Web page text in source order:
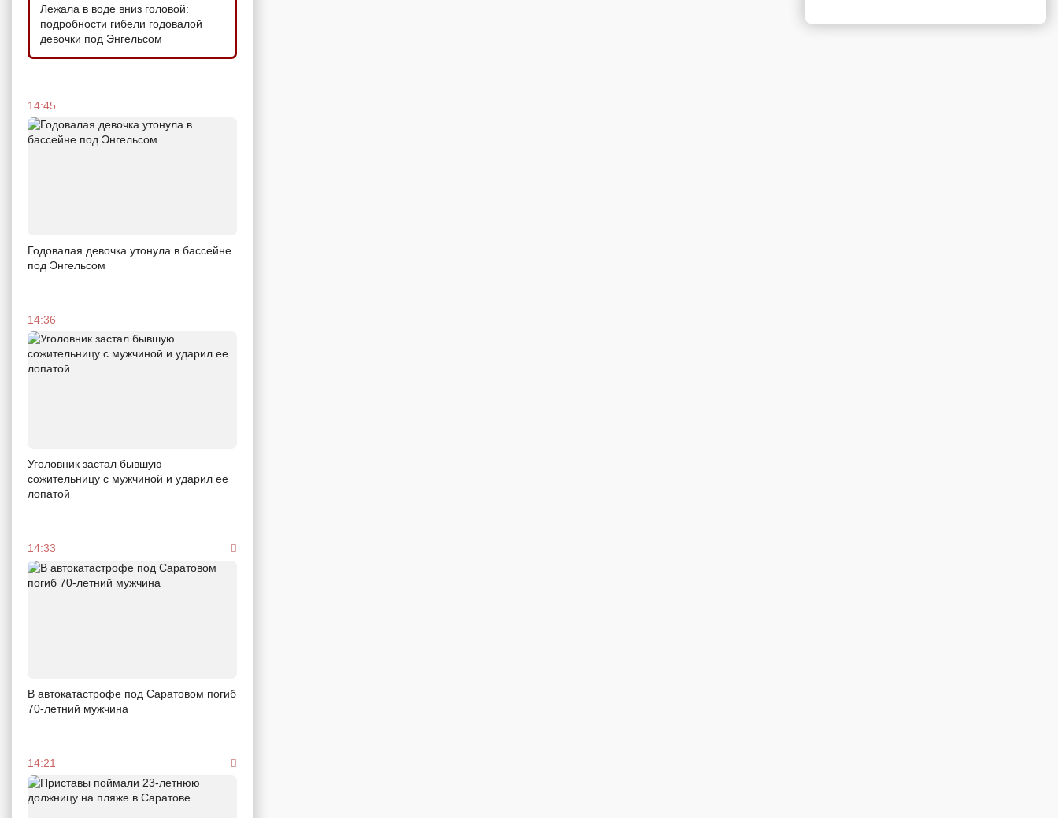
Лежала в воде вниз головой:
подробности гибели годовалой
девочки под Энгельсом
14:45
Годовалая девочка утонула в бассейне
под Энгельсом
14:36
Уголовник застал бывшую
сожительницу с мужчиной и ударил ее
лопатой
14:33
В автокатастрофе под Саратовом погиб
70-летний мужчина
14:21